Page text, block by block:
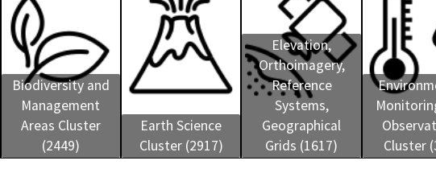
Biodiversity and
Management
Areas Cluster
(2449)
Earth Science
Cluster (2917)
Elevation,
Orthoimagery,
Reference
Systems,
Geographical
Grids (1617)
Cluster